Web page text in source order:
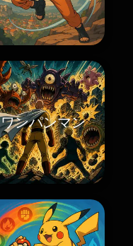
ワンパンマン